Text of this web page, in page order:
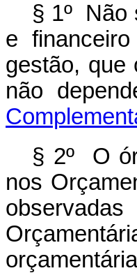
§ 1º Não
e
gestão, que
não
§ 2º O
nos